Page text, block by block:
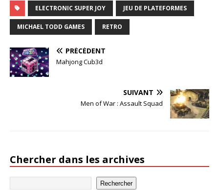
ELECTRONIC SUPER JOY JEU DE PLATEFORMES
MICHAEL TODD GAMES RETRO
PRÉCÉDENT
Mahjong Cub3d
SUIVANT
Men of War : Assault Squad
Chercher dans les archives
Rechercher